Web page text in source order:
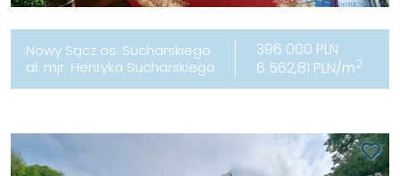
Nowy Sącz os. Sucharskiego
al. mjr. Henryka Sucharskiego
396 000 PLN
6 562,81 PLN/m2